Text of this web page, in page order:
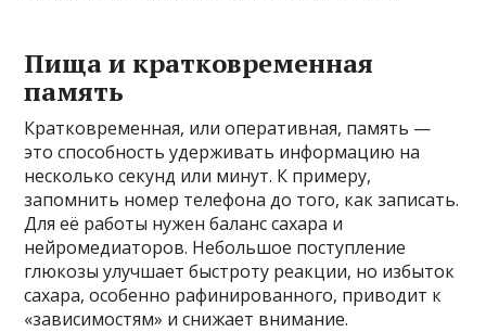
Пища и кратковременная
память
Кратковременная, или оперативная, память —
это способность удерживать информацию на
несколько секунд или минут. К примеру,
запомнить номер телефона до того, как записать.
Для её работы нужен баланс сахара и
нейромедиаторов. Небольшое поступление
глюкозы улучшает быстроту реакции, но избыток
сахара, особенно рафинированного, приводит к
«зависимостям» и снижает внимание.